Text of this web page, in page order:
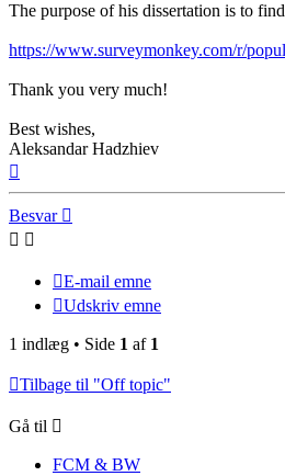
The purpose of his dissertation is to
https://www.surveymonkey.com/r/
Thank you very much!
Best wishes,
Aleksandar Hadzhiev
Besvar
E-mail emne
Udskriv emne
1 indlæg • Side 1 af 1
Tilbage til "Off topic"
Gå til
FCM & BW